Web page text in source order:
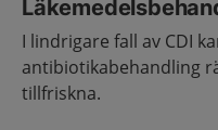
I lindrigare fall av CDI
antibiotikabehandling
tillfriskna.